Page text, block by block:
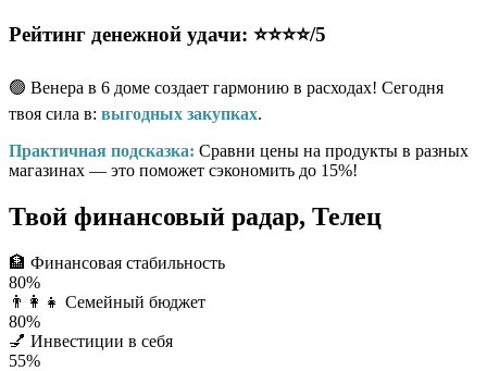
Рейтинг денежной удачи: ⭐⭐⭐⭐/5
🟢 Венера в 6 доме создает гармонию в расходах! Сегодня
твоя сила в: выгодных закупках.
Практичная подсказка: Сравни цены на продукты в разных
магазинах — это поможет сэкономить до 15%!
Твой финансовый радар, Телец
🏦 Финансовая стабильность
80%
👨‍👩‍👧 Семейный бюджет
80%
💅 Инвестиции в себя
55%